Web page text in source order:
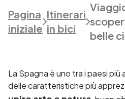
Pagina
iniziale
Itinerari
in bici
belle
La Spagna è uno tra i paesi più
delle caratteristiche più